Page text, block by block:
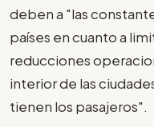
deben a "las
países en cuanto a
reducciones
interior de las
tienen los pasajeros".